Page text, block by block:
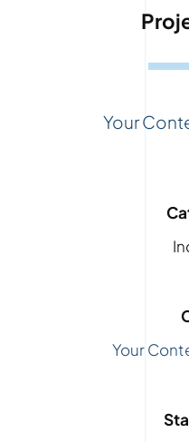
Your
Your